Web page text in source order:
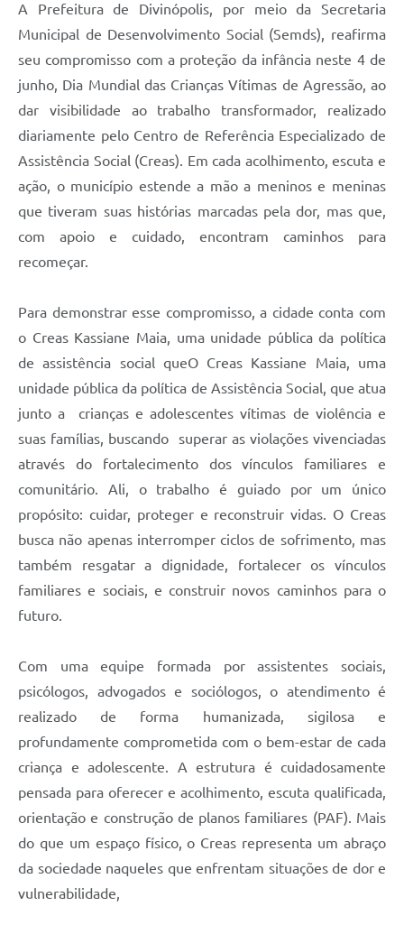
A Prefeitura de Divinópolis, por meio da Secretaria
Municipal de Desenvolvimento Social (Semds), reafirma
seu compromisso com a proteção da infância neste 4 de
junho, Dia Mundial das Crianças Vítimas de Agressão, ao
dar visibilidade ao trabalho transformador, realizado
diariamente pelo Centro de Referência Especializado de
Assistência Social (Creas). Em cada acolhimento, escuta e
ação, o município estende a mão a meninos e meninas
que tiveram suas histórias marcadas pela dor, mas que,
com apoio e cuidado, encontram caminhos para
recomeçar.
Para demonstrar esse compromisso, a cidade conta com
o Creas Kassiane Maia, uma unidade pública da política
de assistência social queO Creas Kassiane Maia, uma
unidade pública da política de Assistência Social, que atua
junto a crianças e adolescentes vítimas de violência e
suas famílias, buscando superar as violações vivenciadas
através do fortalecimento dos vínculos familiares e
comunitário. Ali, o trabalho é guiado por um único
propósito: cuidar, proteger e reconstruir vidas. O Creas
busca não apenas interromper ciclos de sofrimento, mas
também resgatar a dignidade, fortalecer os vínculos
familiares e sociais, e construir novos caminhos para o
futuro.
Com uma equipe formada por assistentes sociais,
psicólogos, advogados e sociólogos, o atendimento é
realizado de forma humanizada, sigilosa e
profundamente comprometida com o bem-estar de cada
criança e adolescente. A estrutura é cuidadosamente
pensada para oferecer e acolhimento, escuta qualificada,
orientação e construção de planos familiares (PAF). Mais
do que um espaço físico, o Creas representa um abraço
da sociedade naqueles que enfrentam situações de dor e
vulnerabilidade,